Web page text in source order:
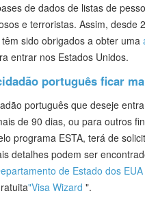
de dados de listas de
e terroristas. Assim, desde
sido obrigados a obter uma
entrar nos Estados Unidos.
português ficar
português que deseje
de 90 dias, ou para outros
programa ESTA, terá de
detalhes podem ser
de Estado dos EUA
"Visa Wizard ".